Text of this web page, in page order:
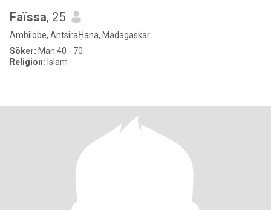
Faïssa, 25
Ambilobe, AntsiraḤana, Madagaskar
Söker: Man 40 - 70
Religion: Islam